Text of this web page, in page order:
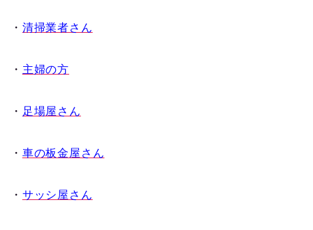
・ 清掃業者さん
・ 主婦の方
・ 足場屋さん
・ 車の板金屋さん
・ サッシ屋さん